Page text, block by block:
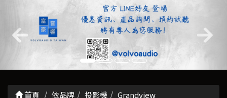
首頁 依品牌 投影機 Grandview